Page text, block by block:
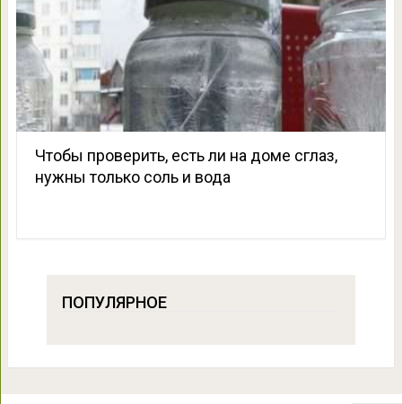
Чтобы проверить, есть ли на доме сглаз,
нужны только соль и вода
ПОПУЛЯРНОЕ